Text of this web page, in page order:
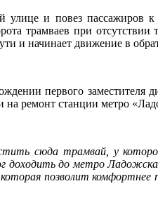
и повез пассажиров к
трамваев при
и начинает движение в
первого
ремонт станции метро
сюда трамвай, у
до метро
позволит